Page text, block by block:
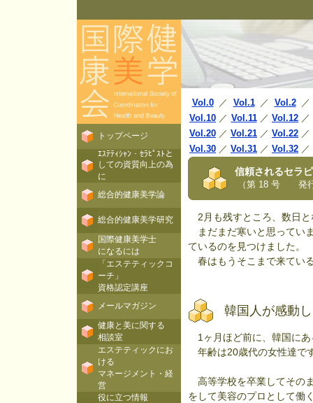
Vol.0 ／ Vol.1 ／ Vol.2
／
Vol.10 ／ Vol.11 ／ Vol.12 ／
Vol.20 ／ Vol.21 ／ Vol.22 ／
Vol.30 ／ Vol.31 ／ Vol.32 ／
信頼されるセラ
（第 18 号 発
2月も残すところ、数日と
まだまだ寒いと思ってい
ているのを見つけました。
春はもうそこまで来てい
韓国人が感動
1ヶ月ほど前に、韓国にあ
年齢は20歳代の女性達で
高等学校を卒業してその
をして美容のプロとして働
トップページ
ｴｽﾃﾃｨｼｬﾝ・ｾﾗﾋﾟｽﾄと
しての資質向上の為
に
総合的健康美学論
総合的健康美学研究
国際健康美学士
になるには
「エステティックコ
ーチ」
資格認定講座
メールマガジン
健康と美に関する
相談室
エステティックにお
ける
マネージメント・経
営
役に立つ情報